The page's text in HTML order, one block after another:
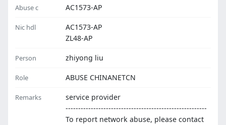
Abuse c AC1573-AP
Nic hdl
AC1573-AP
ZL48-AP
Person zhiyong liu
Role ABUSE CHINANETCN
Remarks
service provider
--------------------------------------------------------
To report network abuse, please contact